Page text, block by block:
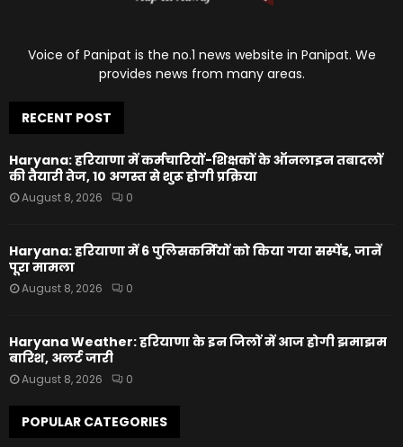
Voice of Panipat is the no.1 news website in Panipat. We
provides news from many areas.
RECENT POST
Haryana: हरियाणा में कर्मचारियों-शिक्षकों के ऑनलाइन तबादलों
की तैयारी तेज, 10 अगस्त से शुरू होगी प्रक्रिया
August 8, 2026 0
Haryana: हरियाणा में 6 पुलिसकर्मियों को किया गया सस्पेंड, जानें
पूरा मामला
August 8, 2026 0
Haryana Weather: हरियाणा के इन जिलों में आज होगी झमाझम
बारिश, अलर्ट जारी
August 8, 2026 0
POPULAR CATEGORIES